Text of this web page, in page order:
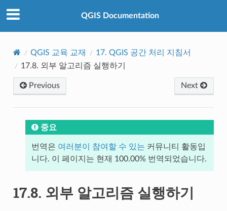
QGIS Documentation
QGIS 교육 교재 17. QGIS 공간 처리 지침서
17.8. 외부 알고리즘 실행하기
Previous Next
중요
번역은 여러분이 참여할 수 있는 커뮤니티 활동입
니다. 이 페이지는 현재 100.00% 번역되었습니다.
17.8. 외부 알고리즘 실행하기